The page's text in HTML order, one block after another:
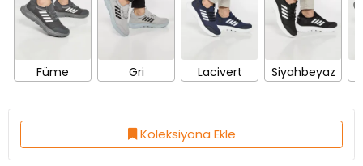
Füme Gri Lacivert Siyahbeyaz
Koleksiyona Ekle